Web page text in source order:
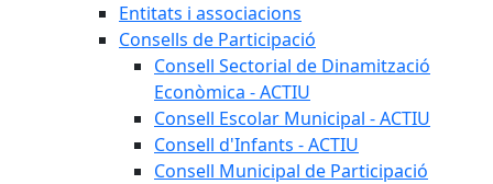
Entitats i associacions
Consells de Participació
Consell Sectorial de Dinamització
Econòmica - ACTIU
Consell Escolar Municipal - ACTIU
Consell d'Infants - ACTIU
Consell Municipal de Participació